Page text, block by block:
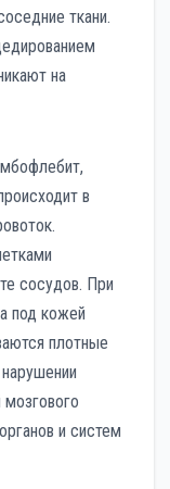
ткани.
на
в
сосудов. При
под кожей
плотные
и систем